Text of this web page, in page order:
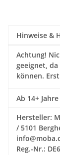
Hinweise &
Achtung!
geeignet,
können.
Ab 14+
Hersteller:
/ 5101
Reg.-Nr.: